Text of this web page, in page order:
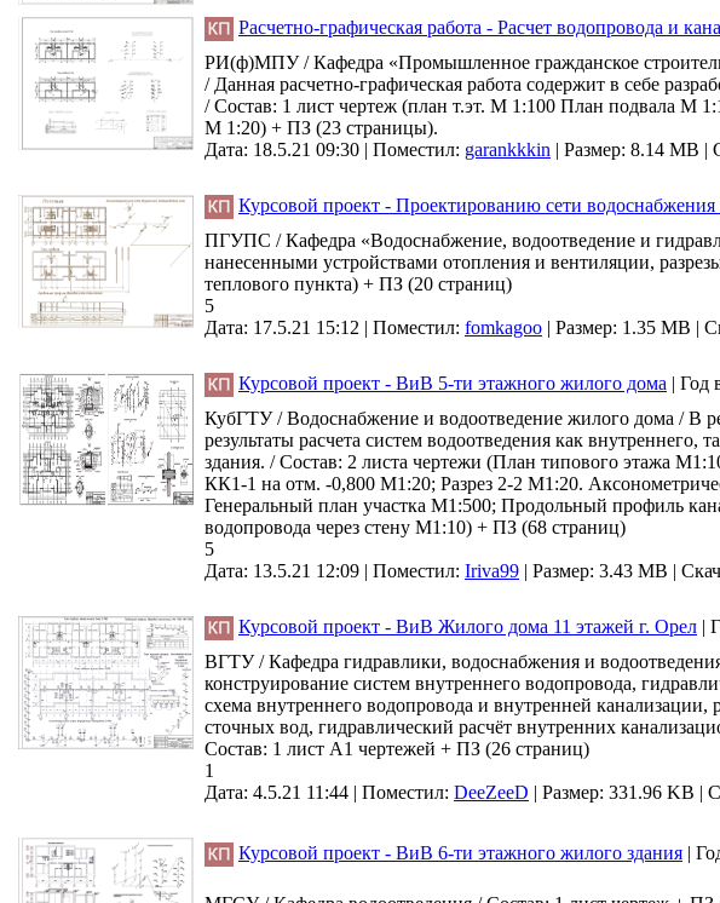
Расчетно-графическая работа - Расчет водопровода и
РИ(ф)МПУ / Кафедра «Промышленное гражданское
/ Данная расчетно-графическая работа содержит в себе
/ Состав: 1 лист чертеж (план т.эт. М 1:100 План подвала
М 1:20) + ПЗ (23 страницы).
Дата: 18.5.21 09:30 | Поместил: garankkkin | Размер: 8.14 MB |
Курсовой проект - Проектированию сети
ПГУПС / Кафедра «Водоснабжение, водоотведение и
нанесенными устройствами отопления и вентиляции,
теплового пункта) + ПЗ (20 страниц)
5
Дата: 17.5.21 15:12 | Поместил: fomkagoo | Размер: 1.35 MB |
Курсовой проект - ВиВ 5-ти этажного жилого дома | Год
КубГТУ / Водоснабжение и водоотведение жилого дома / В
результаты расчета систем водоотведения как
здания. / Состав: 2 листа чертежи (План типового этажа
КК1-1 на отм. -0,800 М1:20; Разрез 2-2 М1:20.
Генеральный план участка М1:500; Продольный профиль
водопровода через стену М1:10) + ПЗ (68 страниц)
5
Дата: 13.5.21 12:09 | Поместил: Iriva99 | Размер: 3.43 MB |
Курсовой проект - ВиВ Жилого дома 11 этажей г. Орел |
ВГТУ / Кафедра гидравлики, водоснабжения и
конструирование систем внутреннего водопровода,
схема внутреннего водопровода и внутренней
сточных вод, гидравлический расчёт внутренних
Состав: 1 лист А1 чертежей + ПЗ (26 страниц)
1
Дата: 4.5.21 11:44 | Поместил: DeeZeeD | Размер: 331.96 KB |
Курсовой проект - ВиВ 6-ти этажного жилого здания |